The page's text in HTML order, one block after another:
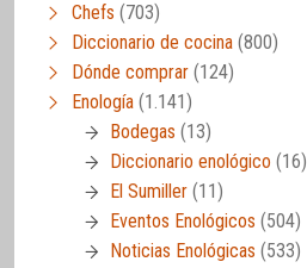
Chefs (703)
Diccionario de cocina (800)
Dónde comprar (124)
Enología (1.141)
Bodegas (13)
Diccionario enológico (16)
El Sumiller (11)
Eventos Enológicos (504)
Noticias Enológicas (533)